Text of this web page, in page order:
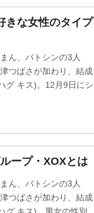
きな女性のタイプ
ん、バトシンの3人
つばさが加わり、結成
グ キス)。12月9日にシ
ープ・XOXとは
ん、バトシンの3人
つばさが加わり、結成